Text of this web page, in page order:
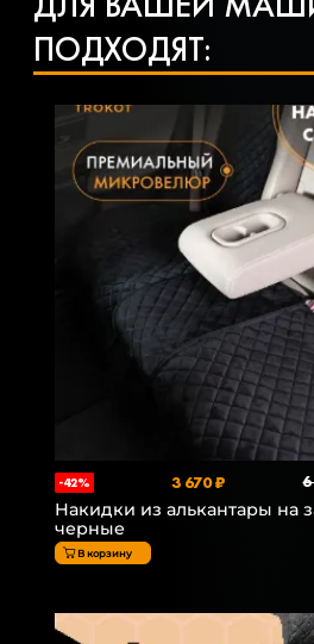
ПОДХОДЯТ:
-42% 3 670 ₽ 6
Накидки из алькантары на
черные
В корзину